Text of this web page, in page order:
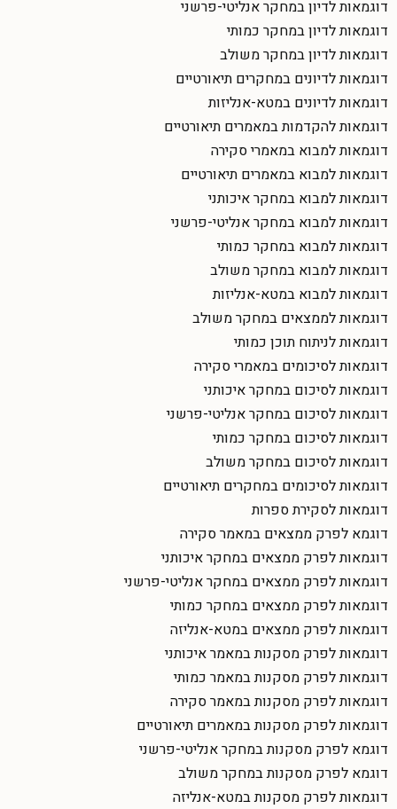
דוגמאות לדיון במחקר אנליטי-פרשני
דוגמאות לדיון במחקר כמותי
דוגמאות לדיון במחקר משולב
דוגמאות לדיונים במחקרים תיאורטיים
דוגמאות לדיונים במטא-אנליזות
דוגמאות להקדמות במאמרים תיאורטיים
דוגמאות למבוא במאמרי סקירה
דוגמאות למבוא במאמרים תיאורטיים
דוגמאות למבוא במחקר איכותני
דוגמאות למבוא במחקר אנליטי-פרשני
דוגמאות למבוא במחקר כמותי
דוגמאות למבוא במחקר משולב
דוגמאות למבוא במטא-אנליזות
דוגמאות לממצאים במחקר משולב
דוגמאות לניתוח תוכן כמותי
דוגמאות לסיכומים במאמרי סקירה
דוגמאות לסיכום במחקר איכותני
דוגמאות לסיכום במחקר אנליטי-פרשני
דוגמאות לסיכום במחקר כמותי
דוגמאות לסיכום במחקר משולב
דוגמאות לסיכומים במחקרים תיאורטיים
דוגמאות לסקירת ספרות
דוגמא לפרק ממצאים במאמר סקירה
דוגמאות לפרק ממצאים במחקר איכותני
דוגמאות לפרק ממצאים במחקר אנליטי-פרשני
דוגמאות לפרק ממצאים במחקר כמותי
דוגמאות לפרק ממצאים במטא-אנליזה
דוגמאות לפרק מסקנות במאמר איכותני
דוגמאות לפרק מסקנות במאמר כמותי
דוגמאות לפרק מסקנות במאמר סקירה
דוגמאות לפרק מסקנות במאמרים תיאורטיים
דוגמא לפרק מסקנות במחקר אנליטי-פרשני
דוגמא לפרק מסקנות במחקר משולב
דוגמאות לפרק מסקנות במטא-אנליזה